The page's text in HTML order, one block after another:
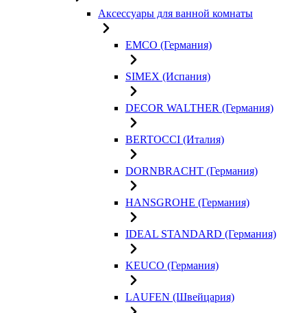
Аксессуары для ванной комнаты
EMCO (Германия)
SIMEX (Испания)
DECOR WALTHER (Германия)
BERTOCCI (Италия)
DORNBRACHT (Германия)
HANSGROHE (Германия)
IDEAL STANDARD (Германия)
KEUCO (Германия)
LAUFEN (Швейцария)